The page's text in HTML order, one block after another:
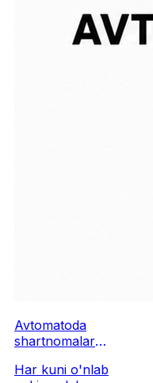
Avtomatoda
shartnomalar
to'ldiriladi: tez,
Har kuni o'nlab